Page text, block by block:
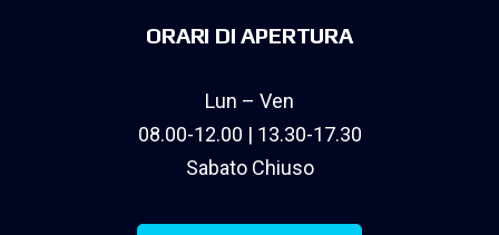
ORARI DI APERTURA
Lun – Ven
08.00-12.00 | 13.30-17.30
Sabato Chiuso